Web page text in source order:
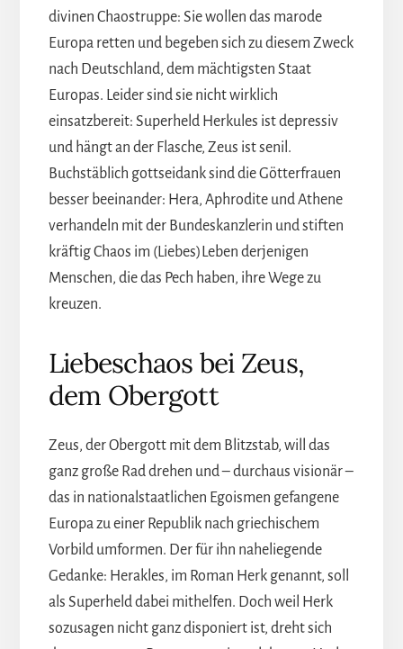
divinen Chaostruppe: Sie wollen das marode
Europa retten und begeben sich zu diesem Zweck
nach Deutschland, dem mächtigsten Staat
Europas. Leider sind sie nicht wirklich
einsatzbereit: Superheld Herkules ist depressiv
und hängt an der Flasche, Zeus ist senil.
Buchstäblich gottseidank sind die Götterfrauen
besser beeinander: Hera, Aphrodite und Athene
verhandeln mit der Bundeskanzlerin und stiften
kräftig Chaos im (Liebes)Leben derjenigen
Menschen, die das Pech haben, ihre Wege zu
kreuzen.
Liebeschaos bei Zeus,
dem Obergott
Zeus, der Obergott mit dem Blitzstab, will das
ganz große Rad drehen und – durchaus visionär –
das in nationalstaatlichen Egoismen gefangene
Europa zu einer Republik nach griechischem
Vorbild umformen. Der für ihn naheliegende
Gedanke: Herakles, im Roman Herk genannt, soll
als Superheld dabei mithelfen. Doch weil Herk
sozusagen nicht ganz disponiert ist, dreht sich